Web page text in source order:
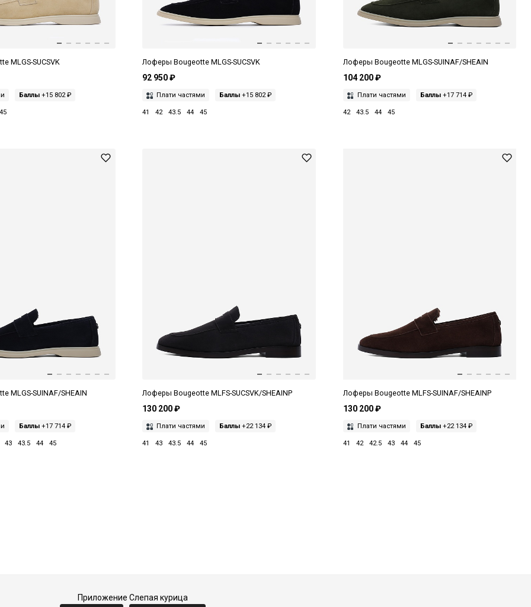
MLGS-SUCSVK
Баллы +15 802 ₽
45
Лоферы Bougeotte MLGS-SUCSVK
92 950 ₽
Плати частями Баллы +15 802 ₽
41 42 43.5 44 45
Лоферы Bougeotte MLGS-SUINAF/SHEAIN
104 200 ₽
Плати частями Баллы+17 714 ₽
42 43.5 44 45
MLGS-SUINAF/SHEAIN
Баллы +17 714 ₽
43 43.5 44 45
Лоферы Bougeotte MLFS-SUCSVK/SHEAINP
130 200 ₽
Плати частями Баллы +22 134 ₽
41 43 43.5 44 45
Лоферы Bougeotte MLFS-SUINAF/SHEAINP
130 200 ₽
Плати частями Баллы+22 134 ₽
41 42 42.5 43 44 45
Приложение Слепая курица